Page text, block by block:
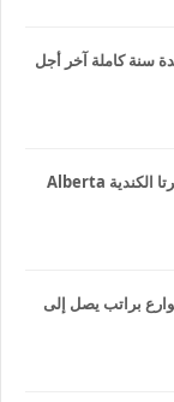
سنة كاملة آخر أجل
استمارة الهجرة الجديدة بمقاطعة ألبرتا الكندية Alberta
نظافة شوارع براتب يصل إلى